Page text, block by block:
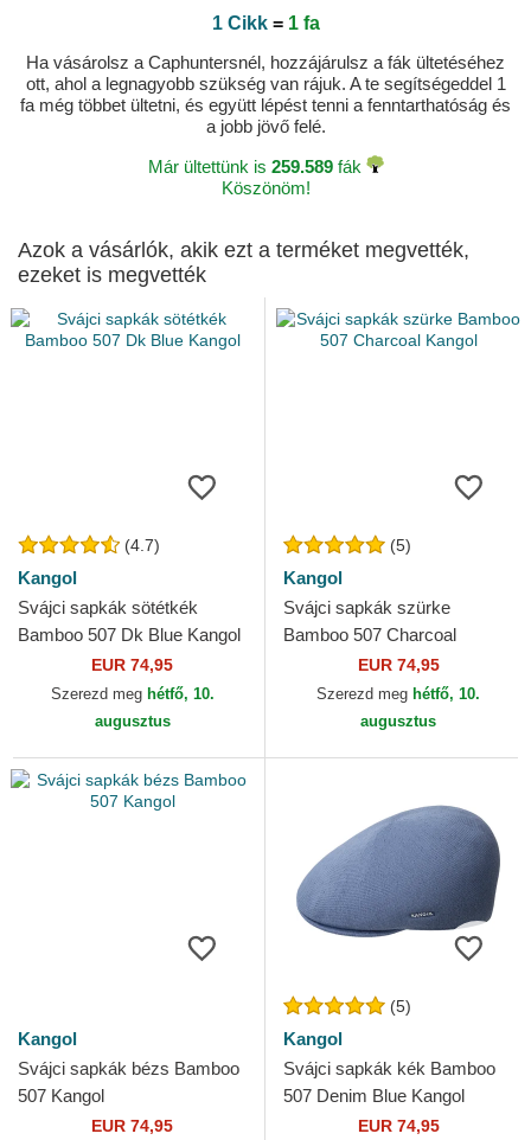
1 Cikk= 1 fa
Ha vásárolsz a Caphuntersnél, hozzájárulsz a fák ültetéséhez
ott, ahol a legnagyobb szükség van rájuk. A te segítségeddel 1
fa még többet ültetni, és együtt lépést tenni a fenntarthatóság és
a jobb jövő felé.
Már ültettünk is 259.589fák
Köszönöm!
Azok a vásárlók, akik ezt a terméket megvették,
ezeket is megvették
(4.7)
Kangol
Svájci sapkák sötétkék
Bamboo 507 Dk Blue Kangol
EUR 74,95
Szerezd meg hétfő, 10.
augusztus
(5)
Kangol
Svájci sapkák szürke
Bamboo 507 Charcoal
EUR 74,95
Szerezd meg hétfő, 10.
augusztus
Kangol
Svájci sapkák bézs Bamboo
507 Kangol
EUR 74,95
(5)
Kangol
Svájci sapkák kék Bamboo
507 Denim Blue Kangol
EUR 74,95